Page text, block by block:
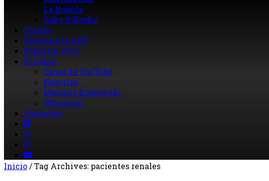
La Brújula
Gaby D’Noche
Tarifas
Descarga la APP
Señal En Vivo
El Canal
Canal de YouTube
Nosotros
Mariano Kossowski
Ubicación
Contactos
Inicio/Tag Archives: pacientes renales